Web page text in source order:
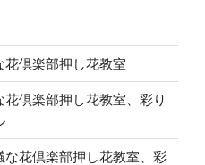
倶楽部押し花教室
倶楽部押し花教室、彩り
花倶楽部押し花教室、彩